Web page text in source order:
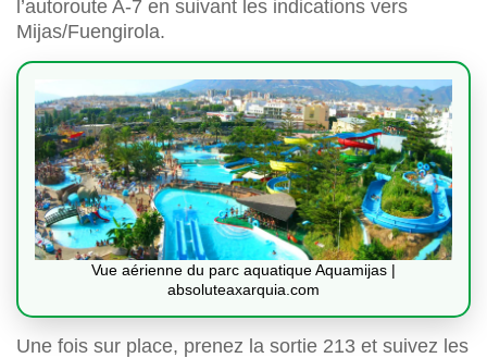
l’autoroute A-7 en suivant les indications vers
Mijas/Fuengirola.
Vue aérienne du parc aquatique Aquamijas |
absoluteaxarquia.com
Une fois sur place, prenez la sortie 213 et suivez les